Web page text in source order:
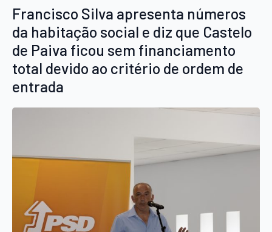
Francisco Silva apresenta números
da habitação social e diz que Castelo
de Paiva ficou sem financiamento
total devido ao critério de ordem de
entrada